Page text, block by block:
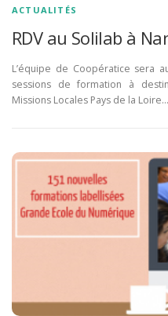
ACTUALITÉS
RDV au Solilab à
L’équipe de Coopératice sera
sessions de formation à
Missions Locales Pays de la Loire…